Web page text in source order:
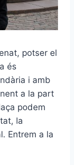
potser el
és
i amb
a la part
podem
la
Entrem a la